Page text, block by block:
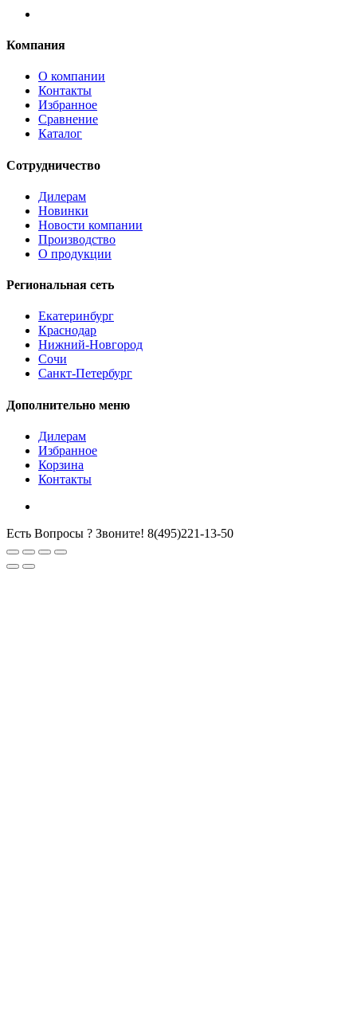
Компания
О компании
Контакты
Избранное
Сравнение
Каталог
Сотрудничество
Дилерам
Новинки
Новости компании
Производство
О продукции
Региональная сеть
Екатеринбург
Краснодар
Нижний-Новгород
Сочи
Санкт-Петербург
Дополнительно меню
Дилерам
Избранное
Корзина
Контакты
Есть Вопросы ? Звоните! 8(495)221-13-50